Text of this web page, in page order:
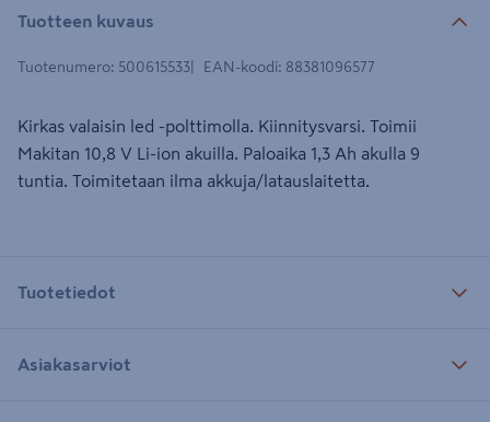
Tuotteen kuvaus
Tuotenumero: 500615533 EAN-koodi: 88381096577
Kirkas valaisin led -polttimolla. Kiinnitysvarsi. Toimii
Makitan 10,8 V Li-ion akuilla. Paloaika 1,3 Ah akulla 9
tuntia. Toimitetaan ilma akkuja/latauslaitetta.
Tuotetiedot
Asiakasarviot